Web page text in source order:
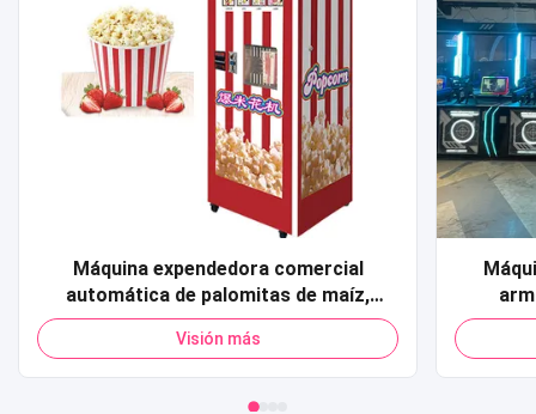
Máquina expendedora comercial
automática de palomitas de maíz,
tarjeta de crédito, pago con código QR,
máquina expendedora de palomitas de
maíz para centro comercial
Visión más